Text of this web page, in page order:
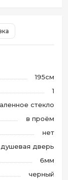
195см
1
стекло
в проём
нет
душевая дверь
6мм
черный